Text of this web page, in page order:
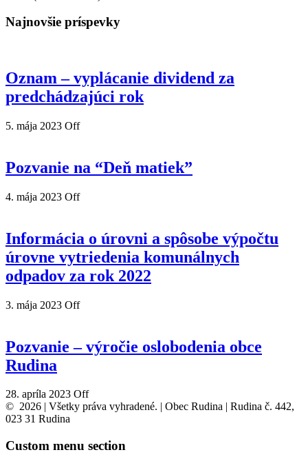
Najnovšie príspevky
Oznam – vyplácanie dividend za
predchádzajúci rok
5. mája 2023 Off
Pozvanie na “Deň matiek”
4. mája 2023 Off
Informácia o úrovni a spôsobe výpočtu
úrovne vytriedenia komunálnych
odpadov za rok 2022
3. mája 2023 Off
Pozvanie – výročie oslobodenia obce
Rudina
28. apríla 2023 Off
© 2026 | Všetky práva vyhradené. | Obec Rudina | Rudina č. 442,
023 31 Rudina
Custom menu section